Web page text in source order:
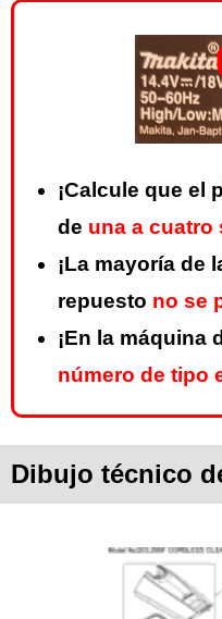
¡Calcule que el
de una a cuatro
¡La mayoría de
repuesto no se
¡En la máquina
número de tipo
Dibujo técnico